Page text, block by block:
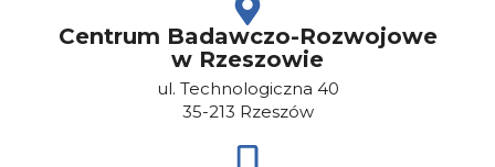
Centrum Badawczo-Rozwojowe
w Rzeszowie
ul. Technologiczna 40
35-213 Rzeszów